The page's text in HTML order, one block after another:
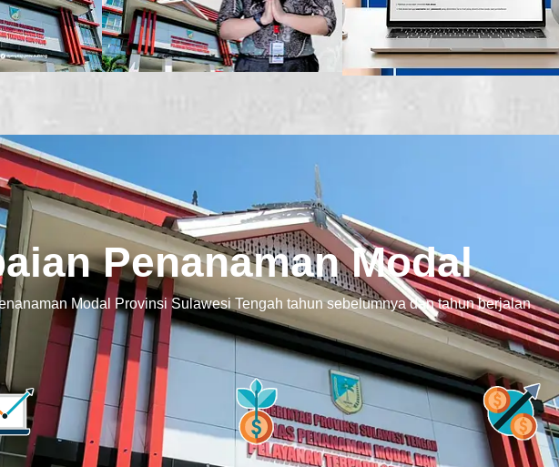
Penanaman Modal
Modal Provinsi Sulawesi Tengah tahun sebelumnya dan tahun berjalan